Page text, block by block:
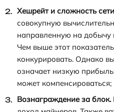
Хешрейт и сложность
совокупную
направленную на добычу
Чем выше этот
конкурировать. Однако
означает низкую
может компенсироваться;
Вознаграждение за блок.